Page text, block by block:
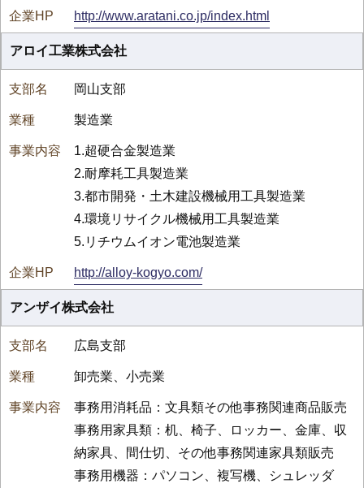
http://www.aratani.co.jp/index.html
アロイ工業株式会社
岡山支部
製造業
1.超硬合金製造業
2.耐摩耗工具製造業
3.都市開発・土木建設機械用工具製造業
4.環境リサイクル機械用工具製造業
5.リチウムイオン電池製造業
http://alloy-kogyo.com/
アンザイ株式会社
広島支部
卸売業、小売業
事務用消耗品：文具類その他事務関連商品販売
事務用家具類：机、椅子、ロッカー、金庫、収
納家具、間仕切、その他事務関連家具類販売
事務用機器：パソコン、複写機、シュレッダ